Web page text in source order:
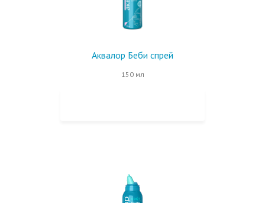
Аквалор Беби спрей
150 мл